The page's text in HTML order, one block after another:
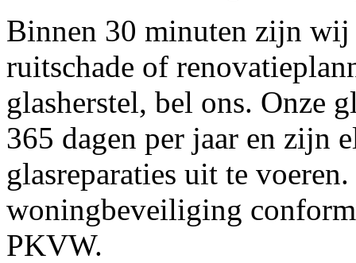
Binnen 30 minuten zijn wij
ruitschade of
glasherstel, bel ons. Onze
365 dagen per jaar en zijn
glasreparaties uit te
woningbeveiliging
PKVW.